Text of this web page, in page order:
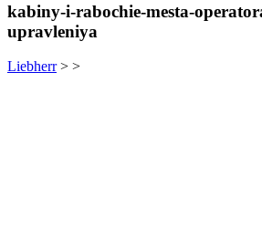
kabiny-i-rabochie-mesta-
upravleniya
Liebherr> >